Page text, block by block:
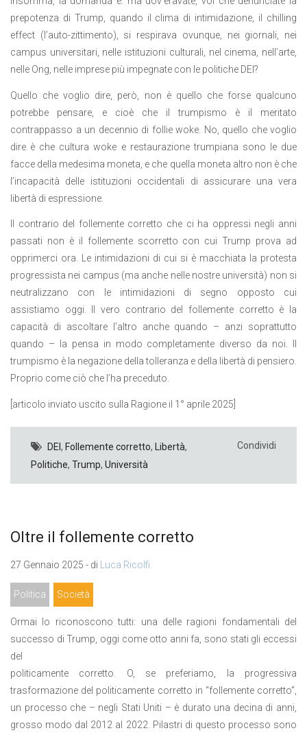
prepotenza di Trump, quando il clima di intimidazione, il chilling
effect (l’auto-zittimento), si respirava ovunque, nei giornali, nei
campus universitari, nelle istituzioni culturali, nel cinema, nell’arte,
nelle Ong, nelle imprese più impegnate con le politiche DEI?
Quello che voglio dire, però, non è quello che forse qualcuno
potrebbe pensare, e cioè che il trumpismo è il meritato
contrappasso a un decennio di follie woke. No, quello che voglio
dire è che cultura woke e restaurazione trumpiana sono le due
facce della medesima moneta, e che quella moneta altro non è che
l’incapacità delle istituzioni occidentali di assicurare una vera
libertà di espressione.
Il contrario del follemente corretto che ci ha oppressi negli anni
passati non è il follemente scorretto con cui Trump prova ad
opprimerci ora. Le intimidazioni di cui si è macchiata la protesta
progressista nei campus (ma anche nelle nostre università) non si
neutralizzano con le intimidazioni di segno opposto cui
assistiamo oggi. Il vero contrario del follemente corretto è la
capacità di ascoltare l’altro anche quando – anzi soprattutto
quando – la pensa in modo completamente diverso da noi. Il
trumpismo è la negazione della tolleranza e della libertà di pensiero.
Proprio come ciò che l’ha preceduto.
[articolo inviato uscito sulla Ragione il 1° aprile 2025]
DEI , Follemente corretto, Libertà,
Politiche, Trump, Università
Condividi
Oltre il follemente corretto
27 Gennaio 2025 - di Luca Ricolfi
Politica Società
Ormai lo riconoscono tutti: una delle ragioni fondamentali del
successo di Trump, oggi come otto anni fa, sono stati gli eccessi
del
politicamente corretto. O, se preferiamo, la progressiva
trasformazione del politicamente corretto in “follemente corretto”,
un processo che – negli Stati Uniti – è durato una decina di anni,
grosso modo dal 2012 al 2022. Pilastri di questo processo sono